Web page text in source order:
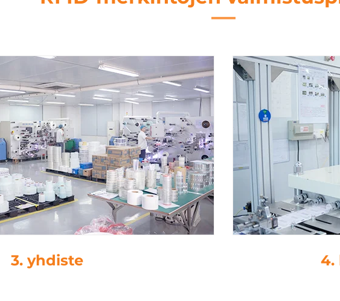
4. kuormitusleikkaus